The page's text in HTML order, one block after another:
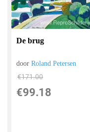
De brug
doorRoland Petersen
€171.00
€99.18